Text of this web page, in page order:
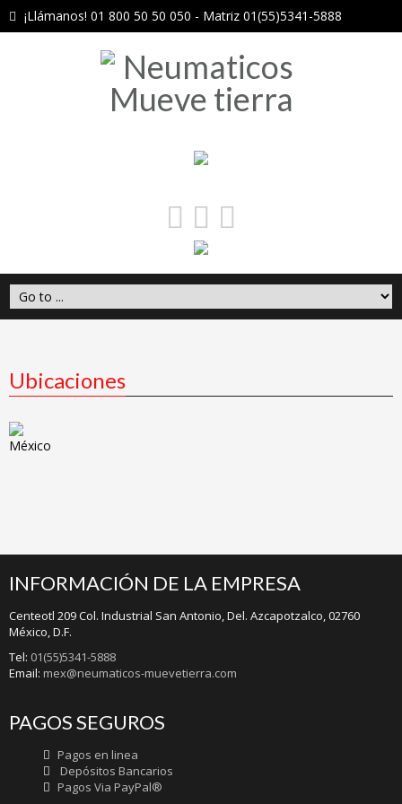
¡Llámanos! 01 800 50 50 050 - Matriz 01(55)5341-5888
Ubicaciones
México
INFORMACIÓN DE LA EMPRESA
Centeotl 209 Col. Industrial San Antonio, Del. Azcapotzalco, 02760
México, D.F.
Tel: 01(55)5341-5888
Email: mex@neumaticos-muevetierra.com
PAGOS SEGUROS
Pagos en linea
Depósitos Bancarios
Pagos Via PayPal®